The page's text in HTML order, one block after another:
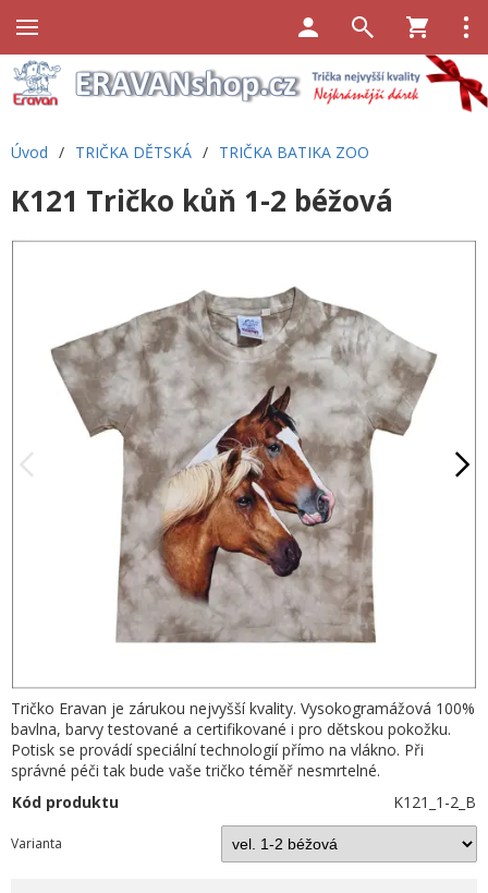
Úvod / TRIČKA DĚTSKÁ / TRIČKA BATIKA ZOO
K121 Tričko kůň 1-2 béžová
Tričko Eravan je zárukou nejvyšší kvality. Vysokogramážová 100%
bavlna, barvy testované a certifikované i pro dětskou pokožku.
Potisk se provádí speciální technologií přímo na vlákno. Při
správné péči tak bude vaše tričko téměř nesmrtelné.
Kód produktu
K121_1-2_B
Varianta